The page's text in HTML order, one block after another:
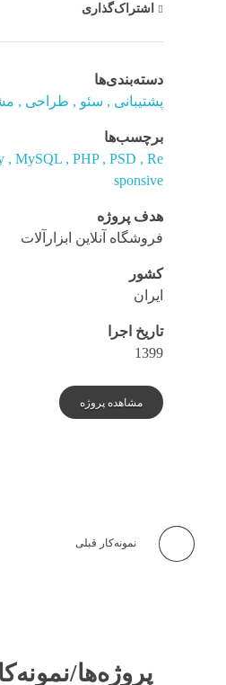
اشتراک‌گذاری
دسته‌بندی‌ها
پشتیبانی
سئو طراحی
برچسب‌ها
MySQL PHP PSD
Re
sponsive
هدف پروژه
فروشگاه آنلاین ابزارآلات
کشور
ایران
تاریخ اجرا
1399
مشاهده پروژه
نمونه‌کار قبلی
پروژه‌ها/